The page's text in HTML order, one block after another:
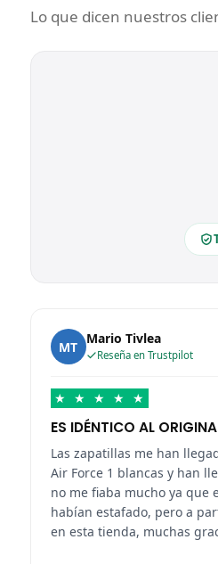
Lo que dicen nuestros
MT Mario Tivlea
Reseña en Trustpilot
★ ★ ★ ★ ★
ES IDÉNTICO AL
Las zapatillas me han
Air Force 1 blancas y han
no me fiaba mucho ya que
habían estafado, pero a
en esta tienda, muchas